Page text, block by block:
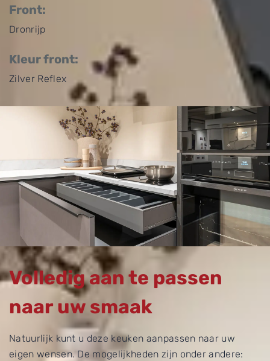
Front:
Dronrijp
Kleur front:
Zilver Reflex
Volledig aan te passen
naar uw smaak
Natuurlijk kunt u deze keuken aanpassen naar uw
eigen wensen. De mogelijkheden zijn onder andere: